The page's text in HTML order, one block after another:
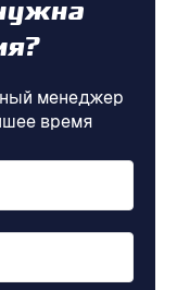
менеджер
время